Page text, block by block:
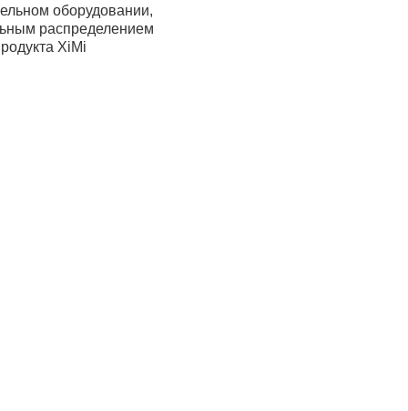
оборудовании,
распределением
XiMi